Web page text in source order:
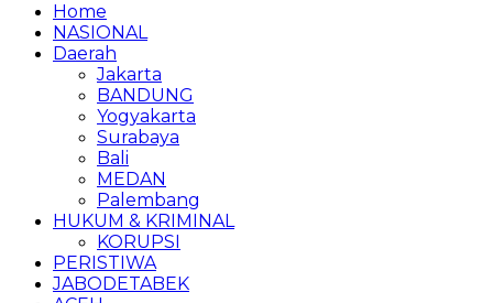
Home
NASIONAL
Daerah
Jakarta
BANDUNG
Yogyakarta
Surabaya
Bali
MEDAN
Palembang
HUKUM & KRIMINAL
KORUPSI
PERISTIWA
JABODETABEK